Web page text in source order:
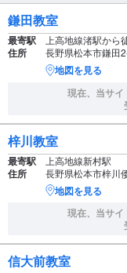
鎌田教室
最寄駅 上高地線渚駅から
住所 長野県松本市鎌田
地図を見る
現在、当サ
梓川教室
最寄駅 上高地線新村駅
住所 長野県松本市梓川
地図を見る
現在、当サ
信大前教室